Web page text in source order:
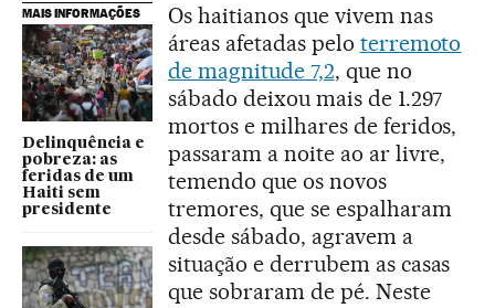
MAIS INFORMAÇÕES
Delinquência e
pobreza: as
feridas de um
Haiti sem
presidente
Os haitianos que vivem nas
áreas afetadas pelo terremoto
de magnitude 7,2, que no
sábado deixou mais de 1.297
mortos e milhares de feridos,
passaram a noite ao ar livre,
temendo que os novos
tremores, que se espalharam
desde sábado, agravem a
situação e derrubem as casas
que sobraram de pé. Neste